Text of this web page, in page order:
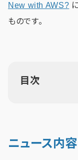
New with AWS?
ものです。
目次
ニュース内容